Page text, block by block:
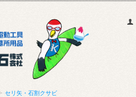
> セリ矢・石割クサビ